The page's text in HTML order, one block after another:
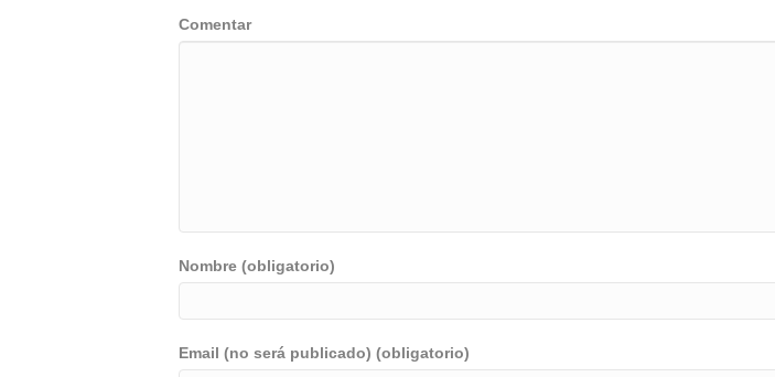
Comentar
Nombre (obligatorio)
Email (no será publicado) (obligatorio)